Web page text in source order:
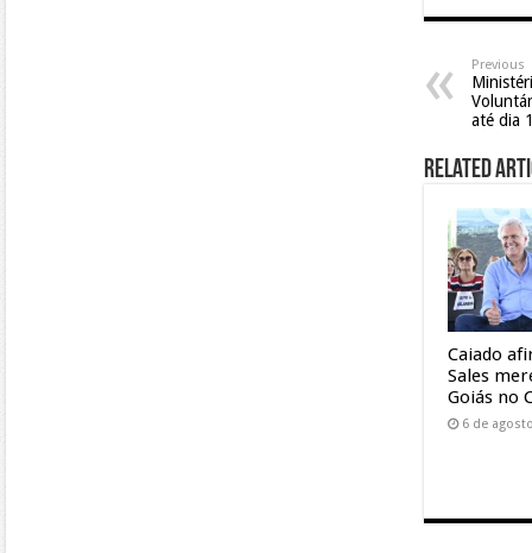
Previous
até dia
Related
Caiado
Sales
Goiás no
6 de